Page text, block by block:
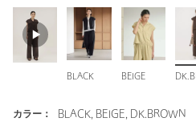
BLACK BEIGE
カラー： BLACK, BEIGE, DK.BROWN